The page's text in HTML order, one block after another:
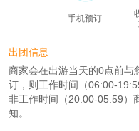
手机预订
出团信息
商家会在出游当天的0点前与
订，则工作时间（06:00-
非工作时间（20:00-05:59）
知。